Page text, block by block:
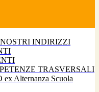
INDIRIZZI
TRASVERSALI
Alternanza Scuola